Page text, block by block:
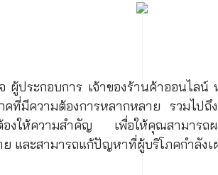
ผู้ประกอบการ เจ้าของร้านค้าออนไลน์
คที่มีความต้องการหลากหลาย รวมไป
องให้ความสำคัญ เพื่อให้คุณสามารถผ
ย และสามารถแก้ปัญหาที่ผู้บริโภคกำลัง